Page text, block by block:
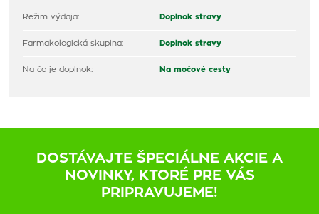
Režim výdaja: Doplnok stravy
Farmakologická skupina: Doplnok stravy
Na čo je doplnok: Na močové cesty
DOSTÁVAJTE ŠPECIÁLNE AKCIE A
NOVINKY, KTORÉ PRE VÁS
PRIPRAVUJEME!